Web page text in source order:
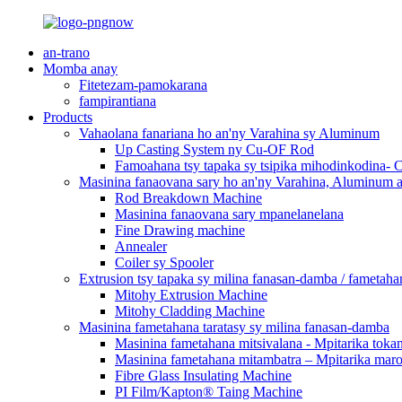
an-trano
Momba anay
Fitetezam-pamokarana
fampirantiana
Products
Vahaolana fanariana ho an'ny Varahina sy Aluminum
Up Casting System ny Cu-OF Rod
Famoahana tsy tapaka sy tsipika mihodinkodina-
Masinina fanaovana sary ho an'ny Varahina, Aluminum
Rod Breakdown Machine
Masinina fanaovana sary mpanelanelana
Fine Drawing machine
Annealer
Coiler sy Spooler
Extrusion tsy tapaka sy milina fanasan-damba /
Mitohy Extrusion Machine
Mitohy Cladding Machine
Masinina fametahana taratasy sy milina fanasan-damba
Masinina fametahana mitsivalana - Mpitarika
Masinina fametahana mitambatra – Mpitarika maro
Fibre Glass Insulating Machine
PI Film/Kapton® Taing Machine